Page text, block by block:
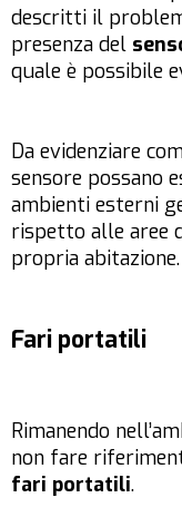
descritti il
presenza del
quale è possibile
Da evidenziare
sensore possano
ambienti esterni
rispetto alle aree
propria abitazione.
Fari portatili
Rimanendo
non fare
fari portatili.